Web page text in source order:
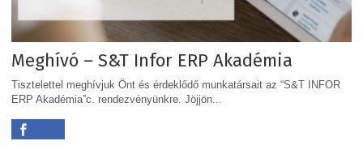
Meghívó – S&T Infor ERP Akadémia
Tisztelettel meghívjuk Önt és érdeklődő munkatársait az “S&T INFOR
ERP Akadémia”c. rendezvényünkre. Jöjjön...